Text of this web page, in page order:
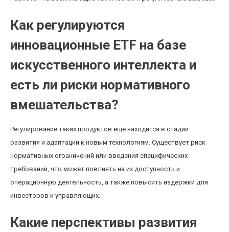
Как регулируются
инновационные ETF на базе
искусственного интеллекта и
есть ли риски нормативного
вмешательства?
Регулирование таких продуктов еще находится в стадии
развития и адаптации к новым технологиям. Существует риск
нормативных ограничений или введения специфических
требований, что может повлиять на их доступность и
операционную деятельность, а также повысить издержки для
инвесторов и управляющих.
Какие перспективы развития